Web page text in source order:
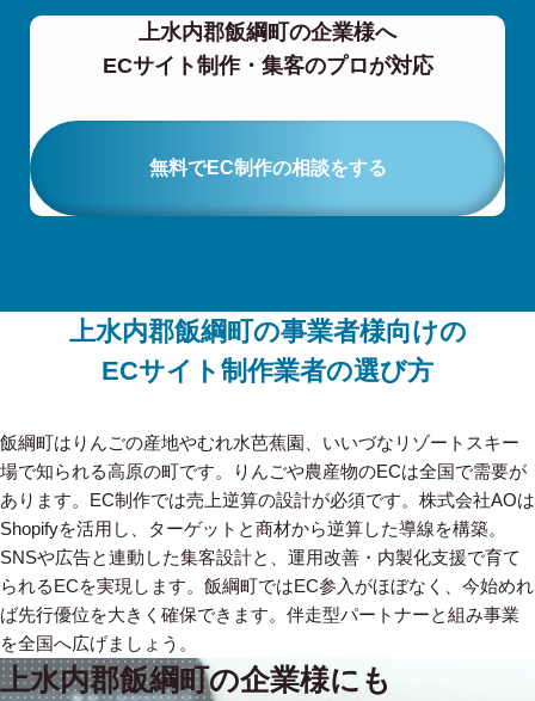
上水内郡飯綱町の企業様へ
ECサイト制作・集客のプロが対応
無料でEC制作の相談をする
上水内郡飯綱町の事業者様向けの
ECサイト制作業者の選び方
飯綱町はりんごの産地やむれ水芭蕉園、いいづなリゾートスキー
場で知られる高原の町です。りんごや農産物のECは全国で需要が
あります。EC制作では売上逆算の設計が必須です。株式会社AOは
Shopifyを活用し、ターゲットと商材から逆算した導線を構築。
SNSや広告と連動した集客設計と、運用改善・内製化支援で育て
られるECを実現します。飯綱町ではEC参入がほぼなく、今始めれ
ば先行優位を大きく確保できます。伴走型パートナーと組み事業
を全国へ広げましょう。
上水内郡飯綱町の企業様にも